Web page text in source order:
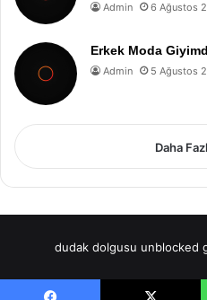
Admin 6 Ağustos
Erkek Moda
Admin 5 Ağustos
Daha
dudak dolgusu unblocked